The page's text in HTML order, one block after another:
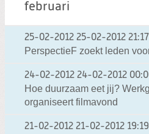
februari
25-02-2012 25-02-2012 21:17
PerspectieF zoekt leden
24-02-2012 24-02-2012
Hoe duurzaam eet jij?
organiseert filmavond
21-02-2012 21-02-2012 19:19